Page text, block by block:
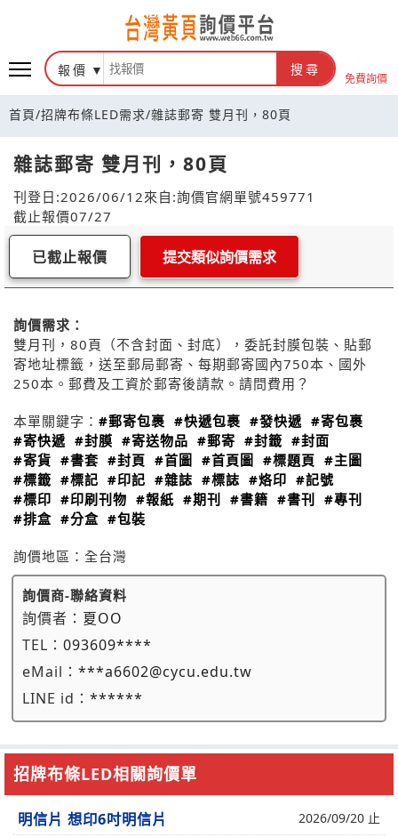
報價 搜尋
免費詢價
首頁/招牌布條LED需求/雜誌郵寄 雙月刊，80頁
雜誌郵寄 雙月刊，80頁
刊登日:2026/06/12來自:詢價官網單號459771
截止報價07/27
已截止報價 提交類似詢價需求
詢價需求：
雙月刊，80頁（不含封面、封底），委託封膜包裝、貼郵
寄地址標籤，送至郵局郵寄、每期郵寄國內750本、國外
250本。郵費及工資於郵寄後請款。請問費用？
本單關鍵字： #郵寄包裹 #快遞包裹 #發快遞 #寄包裹
#寄快遞 #封膜 #寄送物品 #郵寄 #封籤 #封面
#寄貨 #書套 #封頁 #首圖 #首頁圖 #標題頁 #主圖
#標籤 #標記 #印記 #雜誌 #標誌 #烙印 #記號
#標印 #印刷刊物 #報紙 #期刊 #書籍 #書刊
#專刊
#排盒 #分盒 #包裝
詢價地區： 全台灣
詢價商-聯絡資料
詢價者： 夏OO
TEL： 093609****
eMail： ***a6602@cycu.edu.tw
LINE id： ******
招牌布條LED相關詢價單
明信片 想印6吋明信片 2026/09/20 止